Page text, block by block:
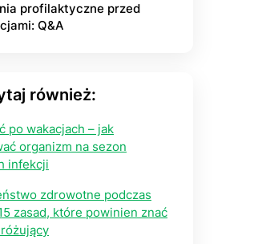
profilaktyczne przed
Q&A
również:
po wakacjach – jak
organizm na sezon
infekcji
zdrowotne podczas
zasad, które powinien znać